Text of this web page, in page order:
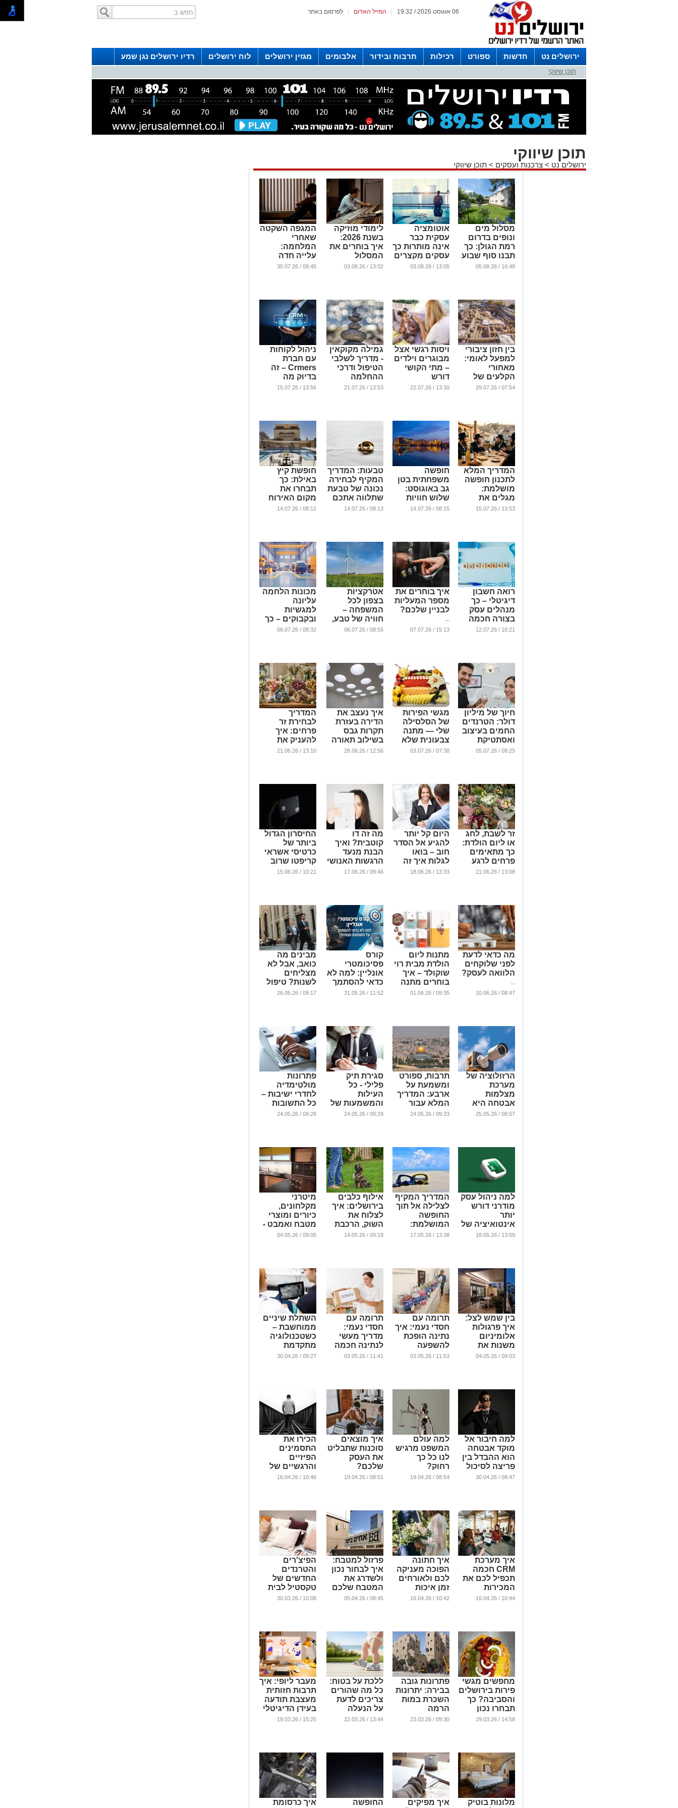
לפרסום באתר המייל האדום 06 אוגוסט 2026 / 19:32
ירושלים נט חדשות ספורט רכילות תרבות ובידור אלבומים מגזין ירושלים לוח ירושלים
רדיו ירושלים נגן שמע
לפרסום ברדיו צרו קשר
תוכן שיווקי
תוכן שיווקי
ירושלים נט > צרכנות ועסקים > תוכן שיווקי
מסלול מים
ונופים בדרום
רמת הגולן: כך
תבנו סוף שבוע
מושלם בטבע
16:48 / 05.08.26
אוטומציה
עסקית כבר
אינה מותרות כך
עסקים מקצרים
תהליכים
13:05 / 03.08.26
לימודי מוזיקה
בשנת 2026:
איך בוחרים את
המסלול
המתאים
...
13:02 / 03.08.26
המגפה השקטה
שאחרי
המלחמה:
עלייה חדה
במספר הפניות
08:45 / 30.07.26
בין חזון ציבורי
למפעל לאומי:
מאחורי
הקלעים של
עמותת אלע"ד
07:54 / 29.07.26
ויסות רגשי אצל
מבוגרים וילדים
– מתי הקושי
דורש
התייחסות?
13:30 / 22.07.26
גמילה מקוקאין
- מדריך לשלבי
הטיפול ודרכי
ההחלמה
...
13:53 / 21.07.26
ניהול לקוחות
עם חברת
Crmers – זה
בדיוק מה
שאתם צריכים
13:56 / 15.07.26
המדריך המלא
לתכנון חופשה
מושלמת:
מגלים את
העולם בלי
13:53 / 15.07.26
חופשה
משפחתית בטן
גב באוגוסט:
שלוש חוויות
אירוח שונות
08:15 / 14.07.26
טבעות: המדריך
המקיף לבחירה
נכונה של טבעת
שתלווה אתכם
לאורך שנים
08:13 / 14.07.26
חופשת קיץ
באילת: כך
תבחרו את
מקום האירוח
שיתאים באמת
08:12 / 14.07.26
רואה חשבון
דיגיטלי – כך
מנהלים עסק
בצורה חכמה
...
10:21 / 12.07.26
איך בוחרים את
מספר המעליות
לבניין שלכם?
...
15:13 / 07.07.26
אטרקציות
בצפון לכל
המשפחה –
חוויה של טבע,
חדשנות ונופים
08:55 / 06.07.26
מכונות הלחמה
עליונה
למגשיות
ובקבוקים – כך
תבחרו את
...
08:32 / 06.07.26
חיוך של מיליון
דולר: הטרנדים
החמים בעיצוב
ואסתטיקת
השיניים
08:25 / 05.07.26
מגשי הפירות
של הסלסילה
שלי — מתנה
צבעונית שלא
מרגישה רגילה
07:38 / 03.07.26
איך נעצב את
הדירה בעזרת
תקרות גבס
בשילוב תאורה
...
12:56 / 28.06.26
המדריך
לבחירת זר
פרחים: איך
להעניק את
המתנה
13:10 / 21.06.26
זר לשבת, לחג
או ליום הולדת:
כך מתאימים
פרחים לרגע
הנכון
13:08 / 21.06.26
היום קל יותר
להגיע אל הסדר
חוב – בואו
לגלות איך זה
עובד
13:33 / 18.06.26
מה זה דו
קוטבית? ואיך
הבנת מנעד
הרגשות האנושי
עוזרת לנו לבנות
09:46 / 17.06.26
החיסרון הגדול
ביותר של
כרטיסי אשראי
קריפטו שרוב
המשתמשים
10:21 / 15.06.26
מה כדאי לדעת
לפני שלוקחים
הלוואה לעסק?
...
08:47 / 10.06.26
מתנות ליום
הולדת מבית רוי
שוקולד – איך
בוחרים מתנה
שמשאירה טעם
09:35 / 01.06.26
קורס
פסיכומטרי
אונליין: למה לא
כדאי להסתמך
רק על משמעת
11:52 / 31.05.26
מבינים מה
כואב, אבל לא
מצליחים
לשנות? טיפול
DBT בירושלים
09:17 / 26.05.26
הרזולוציה של
מערכת
מצלמות
אבטחה היא
חסרת ערך ללא
...
08:57 / 25.05.26
תרבות, ספורט
ומשמעת על
ארבע: המדריך
המלא עבור
אילוף כלבים
09:33 / 24.05.26
סגירת תיק
פלילי - כל
העילות
והמשמעות של
כל אחת מהן
09:29 / 24.05.26
פתרונות
מולטימדיה
לחדרי ישיבות –
כל התשובות
לשאלות
08:28 / 24.05.26
למה ניהול עסק
מודרני דורש
יותר
אינטואיציה של
אמן ופחות
13:59 / 18.05.26
המדריך המקיף
לצלילה אל תוך
החופשה
המושלמת:
מגילוי סודות
המשפחה
...
13:38 / 17.05.26
אילוף כלבים
בירושלים: איך
לצלוח את
השוק, הרכבת
הקלה
09:19 / 14.05.26
מיטרני
מקלחונים,
כיורים ומוצרי
מטבח ואמבט -
הבחירה
09:05 / 04.05.26
בין שמש לצל:
איך פרגולות
אלומיניום
משנות את
חוויית המגורים
09:03 / 04.05.26
תרומה עם
חסדי נעמי: איך
נתינה הופכת
להשפעה
אמיתית על
11:53 / 03.05.26
תרומה עם
חסדי נעמי:
מדריך מעשי
לנתינה חכמה
שמייצרת שינוי
11:41 / 03.05.26
השתלת שיניים
ממוחשבת –
כשטכנולוגיה
מתקדמת
פוגשת תכנון
09:27 / 30.04.26
למה חיבור אל
מוקד אבטחה
הוא ההבדל בין
פריצה לסיכול
...
08:47 / 30.04.26
למה עולם
המשפט מרגיש
לנו כל כך
רחוק?
...
08:54 / 19.04.26
איך מוצאים
סוכנות שתבליט
את העסק
שלכם?
...
08:51 / 19.04.26
הכירו את
התסמינים
הפיזיים
והרגשיים של
דכאון
10:46 / 16.04.26
איך מערכת
CRM חכמה
תכפיל לכם את
המכירות
...
10:44 / 16.04.26
איך חתונה
הפוכה מעניקה
לכם ולאורחים
זמן איכות
אמיתי
10:42 / 16.04.26
פרזול למטבח:
איך לבחור נכון
ולשדרג את
המטבח שלכם
בצורה חכמה?
08:45 / 05.04.26
הפיצ'רים
והטרנדים
החדשים של
טקסטיל לבית
...
10:08 / 30.03.26
מחפשים מגשי
פירות בירושלים
והסביבה? כך
תבחרו נכון
מבלי ליפול
14:58 / 29.03.26
פתרונות גובה
בבירה: יתרונות
השכרת במות
הרמה
בירושלים
09:30 / 23.03.26
ללכת על בטוח:
כל מה שהורים
צריכים לדעת
על הנעלה
ראשונה לקיץ
13:44 / 22.03.26
מעבר ליופי: איך
תרבות חזותית
מעצבת תודעה
בעידן הדיגיטלי
...
15:25 / 19.03.26
מלונות בוטיק
איך מפיקים
החופשה
איך כרסומת